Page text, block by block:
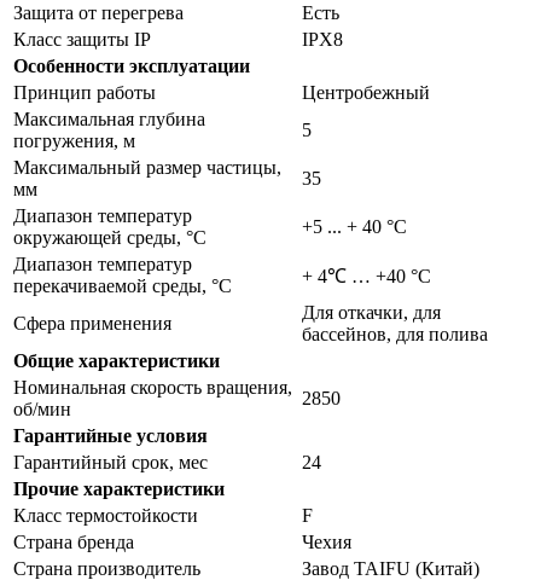
Защита от перегрева
Есть
Класс защиты IP
IPX8
Особенности эксплуатации
Принцип работы
Центробежный
Максимальная глубина
погружения, м
5
Максимальный размер частицы,
мм
35
Диапазон температур
окружающей среды, °С
+5 ... + 40 °C
Диапазон температур
перекачиваемой среды, °С
+ 4℃ … +40 °С
Сфера применения
Для откачки, для
бассейнов, для полива
Общие характеристики
Номинальная скорость вращения,
об/мин
2850
Гарантийные условия
Гарантийный срок, мес
24
Прочие характеристики
Класс термостойкости
F
Страна бренда
Чехия
Страна производитель
Завод TAIFU (Китай)